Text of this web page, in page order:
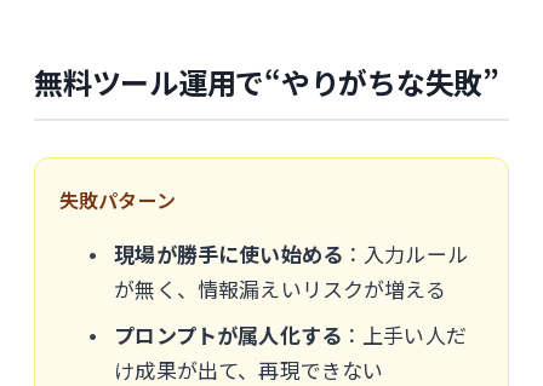
無料ツール運用で“やりがちな失敗”
失敗パターン
現場が勝手に使い始める ：入力ルール
が無く、情報漏えいリスクが増える
プロンプトが属人化する ：上手い人だ
け成果が出て、再現できない